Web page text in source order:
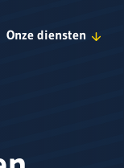
Onze diensten
Service